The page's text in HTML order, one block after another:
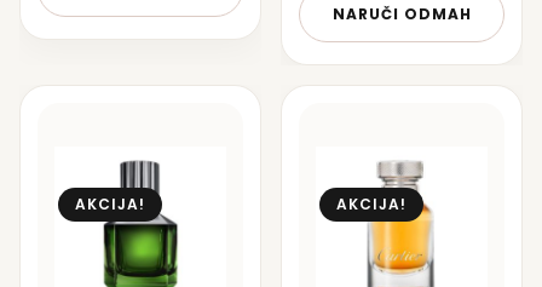
NARUČI ODMAH
AKCIJA! AKCIJA!